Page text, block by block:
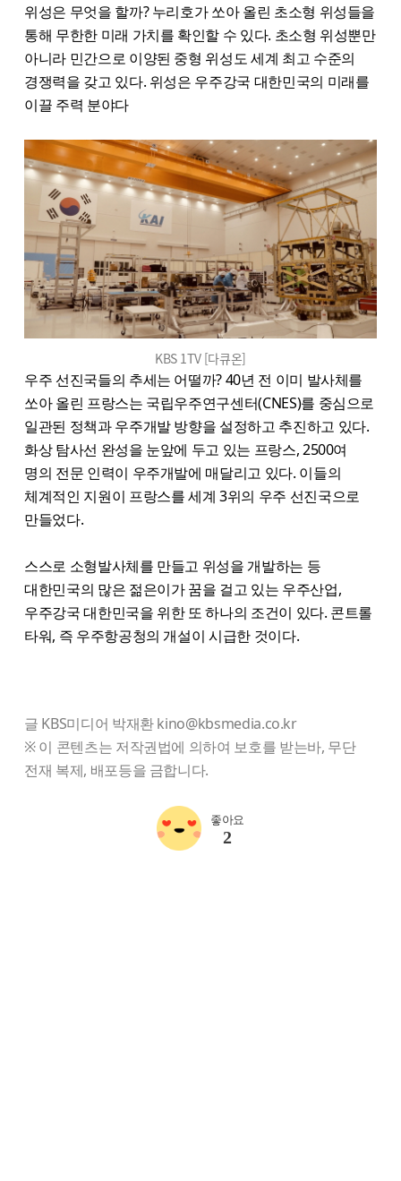
위성은 무엇을 할까? 누리호가 쏘아 올린 초소형 위성들을
통해 무한한 미래 가치를 확인할 수 있다. 초소형 위성뿐만
아니라 민간으로 이양된 중형 위성도 세계 최고 수준의
경쟁력을 갖고 있다. 위성은 우주강국 대한민국의 미래를
이끌 주력 분야다
KBS 1TV [다큐온]
우주 선진국들의 추세는 어떨까? 40년 전 이미 발사체를
쏘아 올린 프랑스는 국립우주연구센터(CNES)를 중심으로
일관된 정책과 우주개발 방향을 설정하고 추진하고 있다.
화상 탐사선 완성을 눈앞에 두고 있는 프랑스, 2500여
명의 전문 인력이 우주개발에 매달리고 있다. 이들의
체계적인 지원이 프랑스를 세계 3위의 우주 선진국으로
만들었다.
스스로 소형발사체를 만들고 위성을 개발하는 등
대한민국의 많은 젊은이가 꿈을 걸고 있는 우주산업,
우주강국 대한민국을 위한 또 하나의 조건이 있다. 콘트롤
타워, 즉 우주항공청의 개설이 시급한 것이다.
글 KBS미디어 박재환 kino@kbsmedia.co.kr
※ 이 콘텐츠는 저작권법에 의하여 보호를 받는바, 무단
전재 복제, 배포등을 금합니다.
좋아요
2